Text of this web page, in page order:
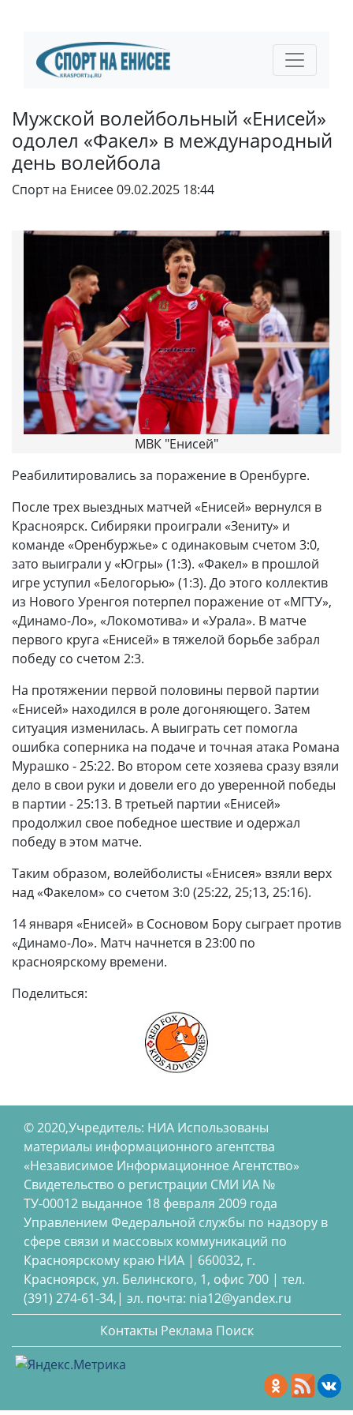
Мужской волейбольный «Енисей»
одолел «Факел» в международный
день волейбола
Спорт на Енисее09.02.2025 18:44
МВК "Енисей"
Реабилитировались за поражение в Оренбурге.
После трех выездных матчей «Енисей» вернулся в
Красноярск. Сибиряки проиграли «Зениту» и
команде «Оренбуржье» с одинаковым счетом 3:0,
зато выиграли у «Югры» (1:3). «Факел» в прошлой
игре уступил «Белогорью» (1:3). До этого коллектив
из Нового Уренгоя потерпел поражение от «МГТУ»,
«Динамо-Ло», «Локомотива» и «Урала». В матче
первого круга «Енисей» в тяжелой борьбе забрал
победу со счетом 2:3.
На протяжении первой половины первой партии
«Енисей» находился в роле догоняющего. Затем
ситуация изменилась. А выиграть сет помогла
ошибка соперника на подаче и точная атака Романа
Мурашко - 25:22. Во втором сете хозяева сразу взяли
дело в свои руки и довели его до уверенной победы
в партии - 25:13. В третьей партии «Енисей»
продолжил свое победное шествие и одержал
победу в этом матче.
Таким образом, волейболисты «Енисея» взяли верх
над «Факелом» со счетом 3:0 (25:22, 25;13, 25:16).
14 января «Енисей» в Сосновом Бору сыграет против
«Динамо-Ло». Матч начнется в 23:00 по
красноярскому времени.
Поделиться:
© 2020,Учредитель: НИА Использованы
материалы информационного агентства
«Независимое Информационное Агентство»
Свидетельство о регистрации СМИ ИА №
ТУ-00012 выданное 18 февраля 2009 года
Управлением Федеральной службы по надзору в
сфере связи и массовых коммуникаций по
Красноярскому краю НИА | 660032, г.
Красноярск, ул. Белинского, 1, офис 700 | тел.
(391) 274-61-34,| эл. почта: nia12@yandex.ru
Контакты Реклама Поиск